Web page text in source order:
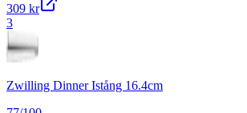
309 kr
3
Zwilling Dinner Istång 16.4cm